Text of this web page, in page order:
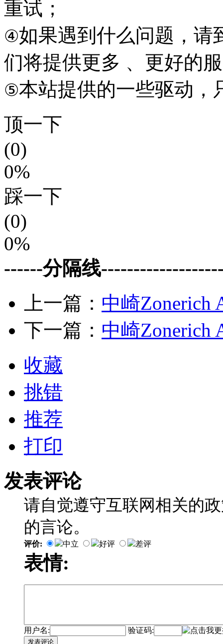
重试；
④如果遇到什么问题，请
们将提供更多 、更好的
⑤本站提供的一些驱动，
顶一下
(0)
0%
踩一下
(0)
0%
------分隔线
上一篇： 中崎Zonerich
下一篇： 中崎Zonerich
收藏
挑错
推荐
打印
发表评论
请自觉遵守互联网相关的
的言论。
评价: 中立 好评 差评
表情:
用户名: 验证码:
发表评论